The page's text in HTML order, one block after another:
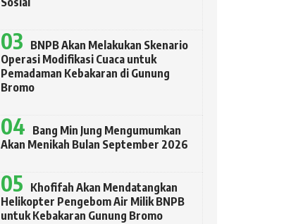
BNPB Akan Melakukan Skenario
Operasi Modifikasi Cuaca untuk
Pemadaman Kebakaran di Gunung
Bromo
Bang Min Jung Mengumumkan
Akan Menikah Bulan September 2026
Khofifah Akan Mendatangkan
Helikopter Pengebom Air Milik BNPB
untuk Kebakaran Gunung Bromo